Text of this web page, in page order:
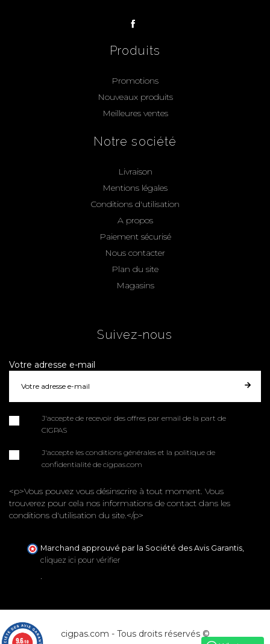
Produits
Promotions
Nouveaux produits
Meilleures ventes
Notre société
Livraison
Mentions légales
Conditions d'utilisation
A propos
Paiement sécurisé
Nous contacter
Plan du site
Magasins
Suivez-nous
Votre adresse e-mail
J'accepte de recevoir des offres par email de la part de
CIGPAS
J'accepte les conditions générales et la politique de
confidentialité de cigpas.com
<p>Vous pouvez vous désinscrire à tout moment. Vous
trouverez pour cela nos informations de contact dans les
conditions d'utilisation du site.</p>
Marchand approuvé par la Société des Avis Garantis,
cliquez ici pour vérifier
cigpas.com - Tous droits réservés ©
9.6/10